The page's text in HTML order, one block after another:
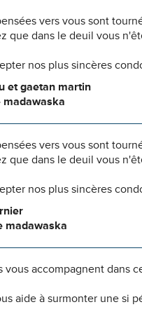
vers vous sont
que dans le deuil vous
nos plus sincères
et gaetan martin
madawaska
vers vous sont
que dans le deuil vous
nos plus sincères
madawaska
vous accompagnent dans
aide à surmonter une si